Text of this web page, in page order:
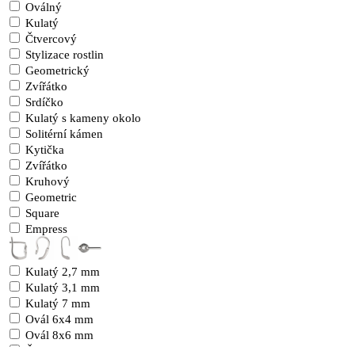
Oválný
Kulatý
Čtvercový
Stylizace rostlin
Geometrický
Zvířátko
Srdíčko
Kulatý s kameny okolo
Solitérní kámen
Kytička
Zvířátko
Kruhový
Geometric
Square
Empress
Kulatý 2,7 mm
Kulatý 3,1 mm
Kulatý 7 mm
Ovál 6x4 mm
Ovál 8x6 mm